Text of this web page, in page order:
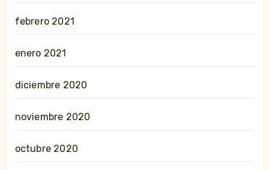
febrero 2021
enero 2021
diciembre 2020
noviembre 2020
octubre 2020